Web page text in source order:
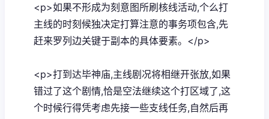
<p>如果不形成为刻意图所刷核线活动,个么打
主线的时刻候独决定打算注意的事务项包含,先
赶来罗列边关键于副本的具体要素。</p>
<p>打到达毕神庙,主线剧况将相继开张放,如果
错过了这个剧情,恰是空法继续这个打区域了,这
个时候行得凭考虑先接一些支线任务,自然后再